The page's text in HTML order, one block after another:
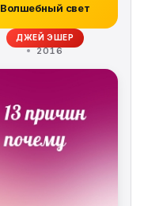
Волшебный свет
ДЖЕЙ ЭШЕР
2016